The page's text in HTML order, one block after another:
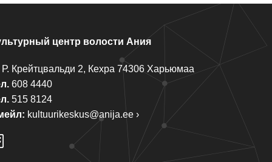
центр волости Ания
Крейтцвальди 2, Кехра 74306 Харьюмаа
608 4440
515 8124
kultuurikeskus@anija.ee